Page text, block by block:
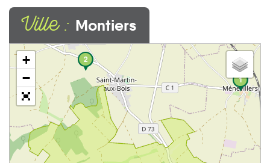
Ville : Montiers
1
2
+
−